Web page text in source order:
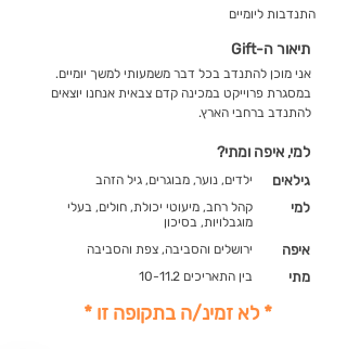
התנדבות ליומיים
תיאור ה-Gift
אני מוכן להתנדב בכל דבר משמעותי למשך יומיים.
במסגרת פרוייקט במכינה קדם צבאית אנחנו יוצאים
להתנדב ברחבי הארץ.
למי, איפה ומתי?
ילדים, נוער, מבוגרים, גיל הזהב גילאים
קהל רחב, מיעוטי יכולת, חולים, בעלי
מוגבלויות, בסיכון
למי
ירושלים והסביבה, צפת והסביבה איפה
בין התאריכים 10-11.2 מתי
* לא זמינ/ה בתקופה זו *